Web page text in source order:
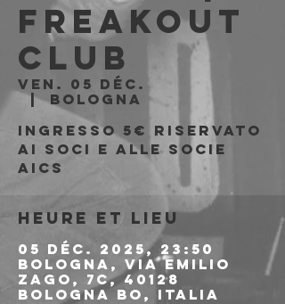
Freakout
Club
ven. 05 déc.
  |
Bologna
Ingresso 5€ riservato
ai soci e alle socie
AICS
Heure et lieu
05 déc. 2025, 23:50
Bologna, Via Emilio
Zago, 7c, 40128
Bologna BO, Italia